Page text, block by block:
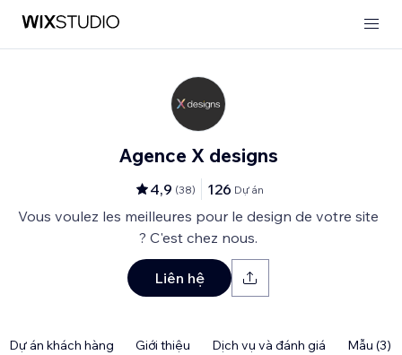
Agence X designs
4,9 (38) 126 Dự án
Vous voulez les meilleures pour le design de votre site
? C'est chez nous.
Liên hệ
Dự án khách hàng Giới thiệu Dịch vụ và đánh giá Mẫu (3)